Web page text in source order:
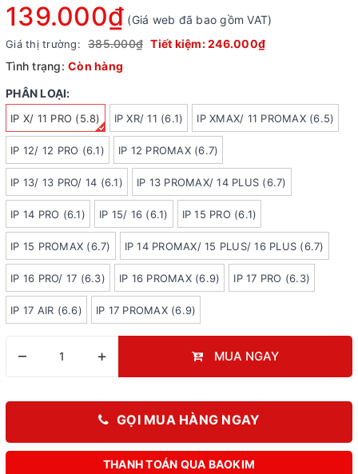
139.000₫ (Giá web đã bao gồm VAT)
Giá thị trường: 385.000₫ Tiết kiệm:246.000₫
Tình trạng: Còn hàng
PHÂN LOẠI:
IP X/ 11 PRO (5.8) IP XR/ 11 (6.1) IP XMAX/ 11 PROMAX (6.5)
IP 12/ 12 PRO (6.1) IP 12 PROMAX (6.7)
IP 13/ 13 PRO/ 14 (6.1) IP 13 PROMAX/ 14 PLUS (6.7)
IP 14 PRO (6.1) IP 15/ 16 (6.1) IP 15 PRO (6.1)
IP 15 PROMAX (6.7) IP 14 PROMAX/ 15 PLUS/ 16 PLUS (6.7)
IP 16 PRO/ 17 (6.3) IP 16 PROMAX (6.9) IP 17 PRO (6.3)
IP 17 AIR (6.6) IP 17 PROMAX (6.9)
– + MUA NGAY
GỌI MUA HÀNG NGAY
THANH TOÁN QUA BAOKIM